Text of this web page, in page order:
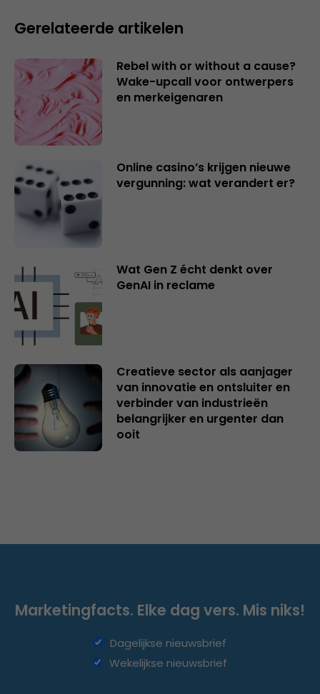
Gerelateerde artikelen
Rebel with or without a cause?
Wake-upcall voor ontwerpers
en merkeigenaren
Online casino’s krijgen nieuwe
vergunning: wat verandert er?
Wat Gen Z écht denkt over
GenAI in reclame
Creatieve sector als aanjager
van innovatie en ontsluiter en
verbinder van industrieën
belangrijker en urgenter dan
ooit
Marketingfacts. Elke dag vers. Mis niks!
Dagelijkse nieuwsbrief
Wekelijkse nieuwsbrief